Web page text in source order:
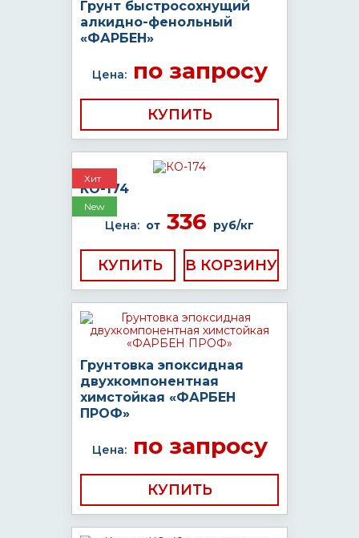
Грунт быстросохнущий
алкидно-фенольный
«ФАРБЕН»
Цена:по запросу
КУПИТЬ
Хит
New
КО-174
Цена: от 336 руб/кг
КУПИТЬ
Грунтовка эпоксидная
двухкомпонентная
химстойкая «ФАРБЕН
ПРОФ»
Цена:по запросу
КУПИТЬ